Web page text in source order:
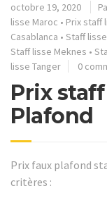
octobre 19, 2020
lisse Maroc • Prix staff
Casablanca • Staff
Staff lisse Meknes •
lisse Tanger
0
Prix
Plafond
Prix faux plafond
critères :